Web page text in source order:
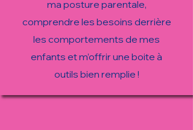
ma posture parentale,
comprendre les besoins derrière
les comportements de mes
enfants et m’offrir une boite à
outils bien remplie !